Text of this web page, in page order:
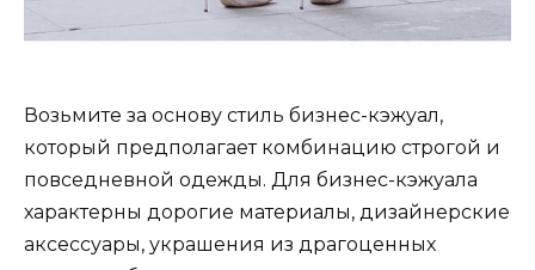
Возьмите за основу стиль бизнес-кэжуал,
который предполагает комбинацию строгой и
повседневной одежды. Для бизнес-кэжуала
характерны дорогие материалы, дизайнерские
аксессуары, украшения из драгоценных